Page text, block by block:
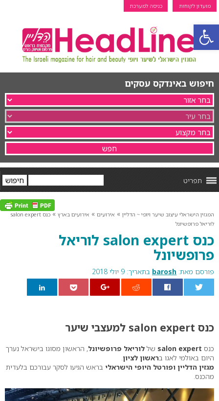
פתח סרגל נגישות
מועדון לקוחות כניסה למערכת
חיפוש באינדקס עסקים
תפריט
המגזין הישראלי עיצוב שיער ויופי ~ הדליין » אירועים » אירועים בארץ »
כנס salon expert
לוריאל פרופשיונל
כנס salon expert לוריאל
פרופשיונל
פורסם מאת: barosh בתאריך: 9 יולי 2018
כנס salon expert למעצבי שיער
כנס salon expert של לוריאל פרופשיונל, הראשון מסוגו בישראל נערך
היום באולמי לאגו בראשון לציון
מגזין הדליין ופורטל היופי הישראלי בראש הגיעו לסקר עבורכם בלעדית
מהכנס.